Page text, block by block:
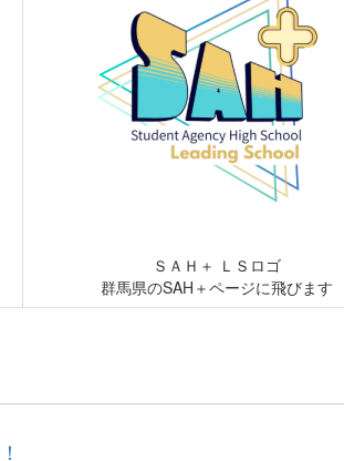
ＳＡＨ＋ ＬＳロゴ
群馬県のSAH＋ページに飛びます